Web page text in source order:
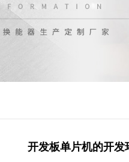
开发板单片机的开发